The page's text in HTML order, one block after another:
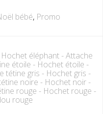
bébé, Promo
éléphant - Attache
étoile - Hochet étoile -
tétine gris - Hochet gris -
noire - Hochet noir -
rouge - Hochet rouge -
rouge